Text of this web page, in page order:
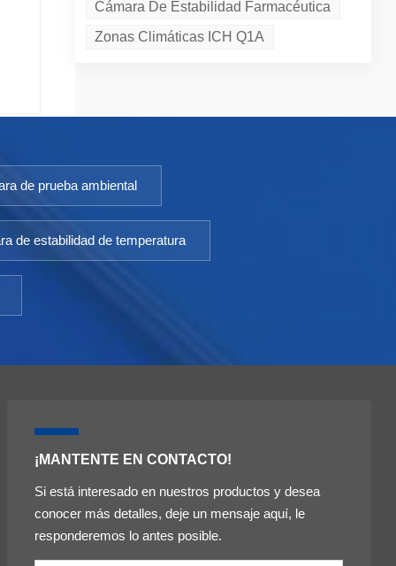
Cámara De Estabilidad Farmacéutica
Zonas Climáticas ICH Q1A
al
de prueba ambiental
de estabilidad de temperatura
¡MANTENTE EN CONTACTO!
Si está interesado en nuestros productos y desea
conocer más detalles, deje un mensaje aquí, le
responderemos lo antes posible.